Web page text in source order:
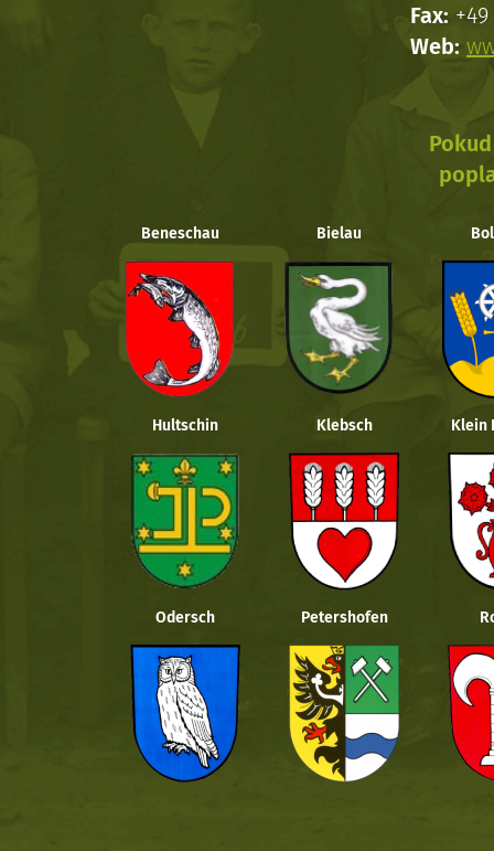
Fax:
Web:
Beneschau Bielau
Hultschin Klebsch Klein
Odersch Petershofen